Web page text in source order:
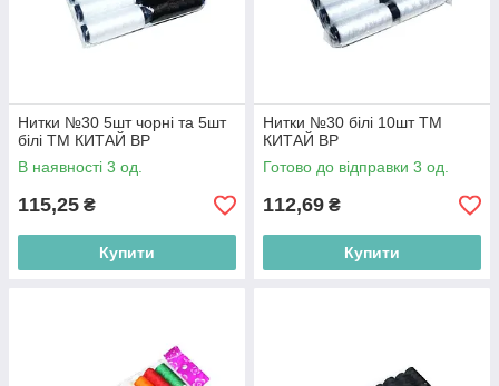
Нитки №30 5шт чорні та 5шт
білі ТМ КИТАЙ BP
В наявності 3 од.
115,25 ₴
Купити
Нитки №30 білі 10шт ТМ
КИТАЙ BP
Готово до відправки 3 од.
112,69 ₴
Купити